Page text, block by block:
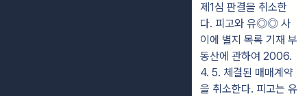
제1심 판결을 취소한
다. 피고와 유◎◎ 사
이에 별지 목록 기재 부
동산에 관하여 2006.
4. 5. 체결된 매매계약
을 취소한다. 피고는 유